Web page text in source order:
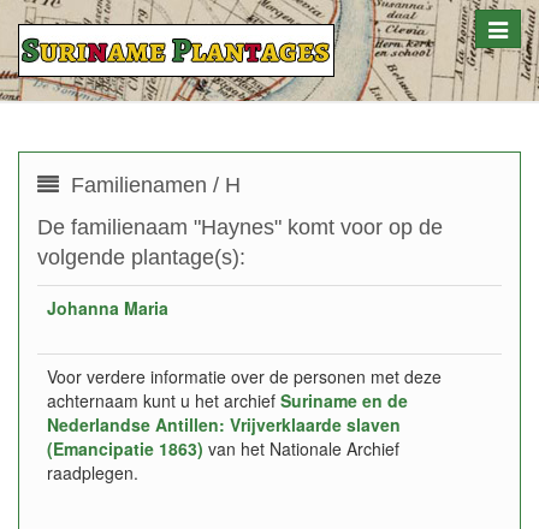
Toggle
Familienamen / H
De familienaam "Haynes" komt voor op de
volgende plantage(s):
Johanna Maria
Voor verdere informatie over de personen met deze
achternaam kunt u het archief Suriname en de
Nederlandse Antillen: Vrijverklaarde slaven
(Emancipatie 1863) van het Nationale Archief
raadplegen.